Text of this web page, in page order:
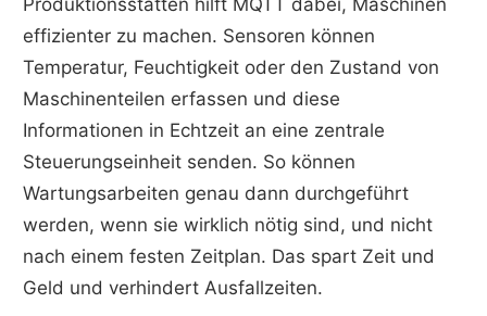
Produktionsstätten hilft MQTT dabei, Maschinen
effizienter zu machen. Sensoren können
Temperatur, Feuchtigkeit oder den Zustand von
Maschinenteilen erfassen und diese
Informationen in Echtzeit an eine zentrale
Steuerungseinheit senden. So können
Wartungsarbeiten genau dann durchgeführt
werden, wenn sie wirklich nötig sind, und nicht
nach einem festen Zeitplan. Das spart Zeit und
Geld und verhindert Ausfallzeiten.